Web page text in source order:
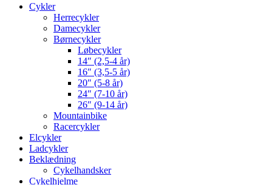
Cykler
Herrecykler
Damecykler
Børnecykler
Løbecykler
14″ (2,5-4 år)
16″ (3,5-5 år)
20″ (5-8 år)
24″ (7-10 år)
26″ (9-14 år)
Mountainbike
Racercykler
Elcykler
Ladcykler
Beklædning
Cykelhandsker
Cykelhjelme